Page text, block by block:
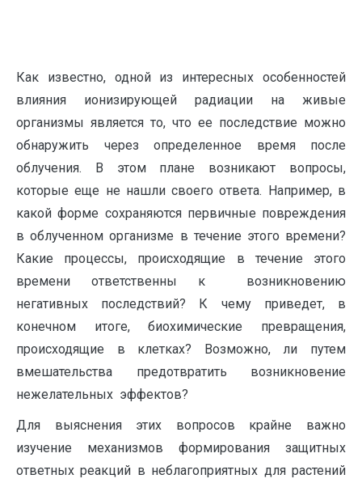
Как известно, одной из интересных особенностей
влияния ионизирующей радиации на живые
организмы является то, что ее последствие можно
обнаружить через определенное время после
облучения. В этом плане возникают вопросы,
которые еще не нашли своего ответа. Например, в
какой форме сохраняются первичные повреждения
в облученном организме в течение этого времени?
Какие процессы, происходящие в течение этого
времени ответственны к возникновению
негативных последствий? К чему приведет, в
конечном итоге, биохимические превращения,
происходящие в клетках? Возможно, ли путем
вмешательства предотвратить возникновение
нежелательных эффектов?
Для выяснения этих вопросов крайне важно
изучение механизмов формирования защитных
ответных реакций в неблагоприятных для растений